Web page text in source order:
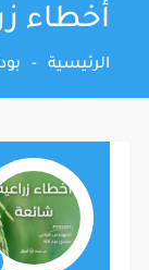
أخطاء
الرئيسية -